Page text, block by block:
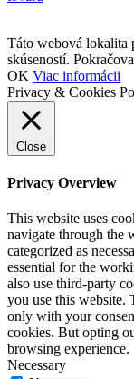
Táto webová lokalita
skúseností.
OK Viac informácii
Privacy & Cookies
Close
Privacy Overview
This website uses
navigate through the
categorized as
essential for the
also use third-party
you use this website.
only with your
cookies. But opting
browsing experience.
Necessary